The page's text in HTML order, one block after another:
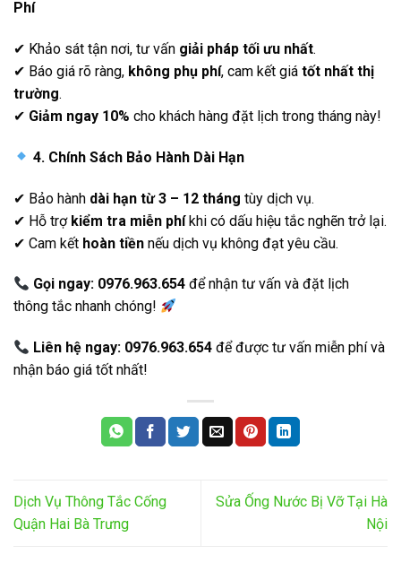
Phí
✔ Khảo sát tận nơi, tư vấn giải pháp tối ưu nhất.
✔ Báo giá rõ ràng, không phụ phí, cam kết giá tốt nhất thị
trường.
✔ Giảm ngay 10% cho khách hàng đặt lịch trong tháng này!
4. Chính Sách Bảo Hành Dài Hạn
✔ Bảo hành dài hạn từ 3 – 12 tháng tùy dịch vụ.
✔ Hỗ trợ kiểm tra miễn phíkhi có dấu hiệu tắc nghẽn trở lại.
✔ Cam kết hoàn tiền nếu dịch vụ không đạt yêu cầu.
Gọi ngay: 0976.963.654 để nhận tư vấn và đặt lịch
thông tắc nhanh chóng!
Liên hệ ngay: 0976.963.654 để được tư vấn miễn phí và
nhận báo giá tốt nhất!
Dịch Vụ Thông Tắc Cống
Quận Hai Bà Trưng
Sửa Ống Nước Bị Vỡ Tại Hà
Nội